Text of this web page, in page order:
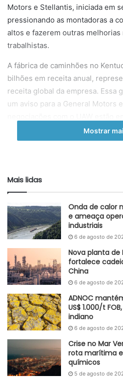
Motors e Stellantis, iniciada em
pressionando as montadoras a
altos e fazerem outras
trabalhistas.
A fábrica de caminhões no
bilhões em receita anual,
receita global da empresa. Essa
um aviso para a General Motors
ocorre em um momento de
e lança uma nuvem de
O setor automobilístico é um dos
Adaptado
Etiquetas Automobilístico EUA
Paralisação
Stellantis UAW
Mostrar
Mais lidas
Onda de calor
e ameaça
industriais
6 de agosto de
Nova planta de
fortalece
China
6 de agosto de
ADNOC
US$ 1.000/t
indiano
6 de agosto de
Crise no Mar
rota marítima
químicos
5 de agosto de